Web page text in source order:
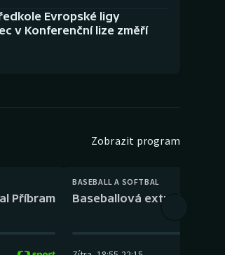
Evropské ligy
v Konferenční lize změří
Zobrazit program
Příbram
BASEBALL A SOFTBAL
Baseballová extraliga: